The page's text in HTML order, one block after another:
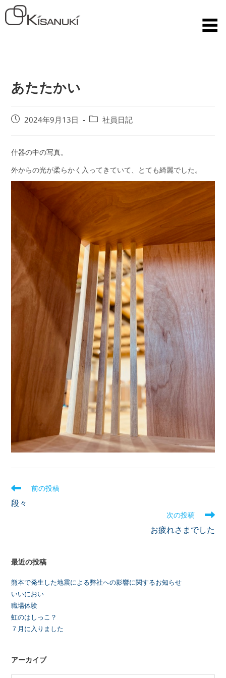
あたたかい
2024年9月13日 社員日記
什器の中の写真。
外からの光が柔らかく入ってきていて、とても綺麗でした。
前の投稿
段々
次の投稿
お疲れさまでした
最近の投稿
熊本で発生した地震による弊社への影響に関するお知らせ
いいにおい
職場体験
虹のはしっこ？
７月に入りました
アーカイブ